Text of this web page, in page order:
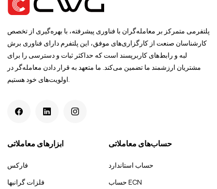
پلتفرمی متمرکز بر معامله‌گران با فناوری پیشرفته، با بهره‌گیری از تخصص
کارشناسان صنعت از کارگزاری‌های موفق، این پلتفرم دارای فناوری برش‌
لبه و رابط‌های کاربرپسند است که حداکثر ثبات و دسترسی را برای
مشتریان ارزشمند ما تضمین می‌کند. ما متعهد به قرار دادن معامله‌گر در
اولویت‌های خود هستیم.
ابزارهای معاملاتی
فارکس
فلزات گرانبها
حساب‌های معاملاتی
حساب استاندارد
حساب ECN